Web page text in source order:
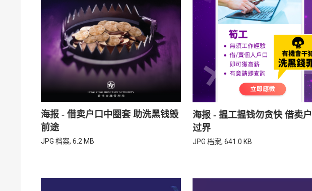
海报 - 借卖户口中圈套 助洗黑钱毁
前途
JPG 档案, 6.2 MB
海报 - 揾工揾钱勿贪快 借卖
过界
JPG 档案, 641.0 KB